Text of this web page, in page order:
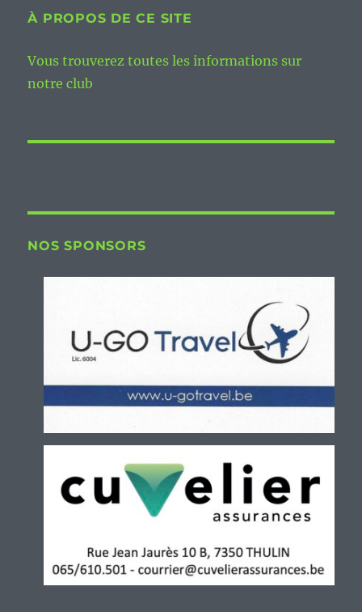
À PROPOS DE CE SITE
Vous trouverez toutes les informations sur
notre club
NOS SPONSORS